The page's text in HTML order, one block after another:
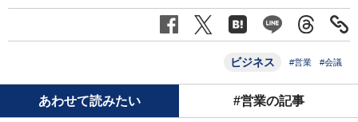
ビジネス #営業 #会議
あわせて読みたい #営業の記事